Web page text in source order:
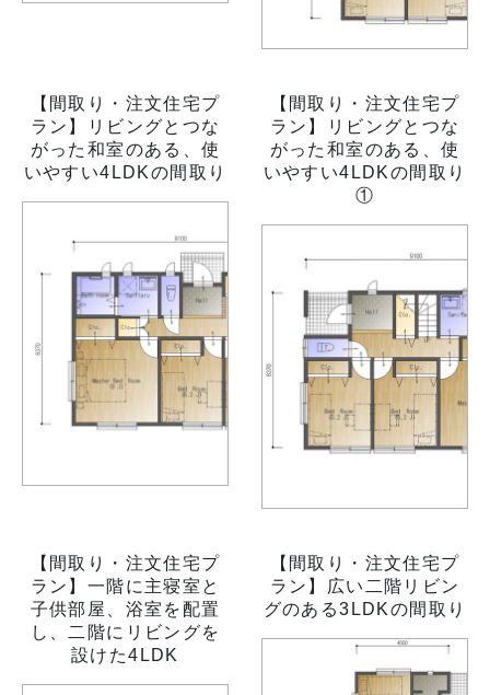
【間取り・注文住宅プ
ラン】リビングとつな
がった和室のある、使
いやすい4LDKの間取り
【間取り・注文住宅プ
ラン】リビングとつな
がった和室のある、使
いやすい4LDKの間取り
①
【間取り・注文住宅プ
ラン】一階に主寝室と
子供部屋、浴室を配置
し、二階にリビングを
設けた4LDK
【間取り・注文住宅プ
ラン】広い二階リビン
グのある3LDKの間取り